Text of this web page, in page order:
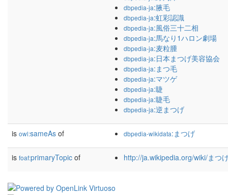
dbpedia-ja:腋毛
dbpedia-ja:虹彩認識
dbpedia-ja:風俗三十二相
dbpedia-ja:馬なり1ハロン劇場
dbpedia-ja:麦粒腫
dbpedia-ja:日本まつげ美容協会
dbpedia-ja:まつ毛
dbpedia-ja:マツゲ
dbpedia-ja:睫
dbpedia-ja:睫毛
dbpedia-ja:逆まつげ
is owl:sameAs of dbpedia-wikidata:まつげ
is foaf:primaryTopic of http://ja.wikipedia.org/wiki/まつ